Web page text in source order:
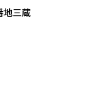
地三蔵